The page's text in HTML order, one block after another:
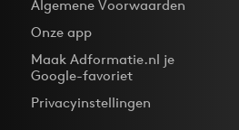
Algemene Voorwaarden
Onze app
Maak Adformatie.nl je
Google-favoriet
Privacyinstellingen